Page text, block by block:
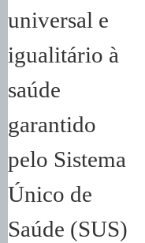
universal e
igualitário à
saúde
garantido
pelo Sistema
Único de
Saúde (SUS)